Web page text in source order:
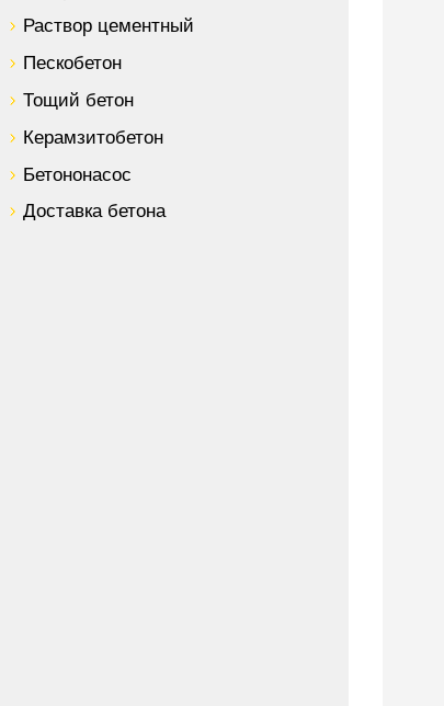
Раствор цементный
Пескобетон
Тощий бетон
Керамзитобетон
Бетононасос
Доставка бетона